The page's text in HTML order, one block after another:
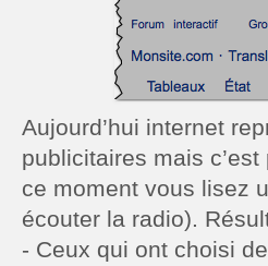
Aujourd’hui internet
publicitaires mais
ce moment vous lisez
écouter la radio).
- Ceux qui ont choisi